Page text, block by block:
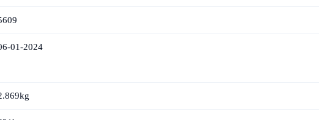
01-2024